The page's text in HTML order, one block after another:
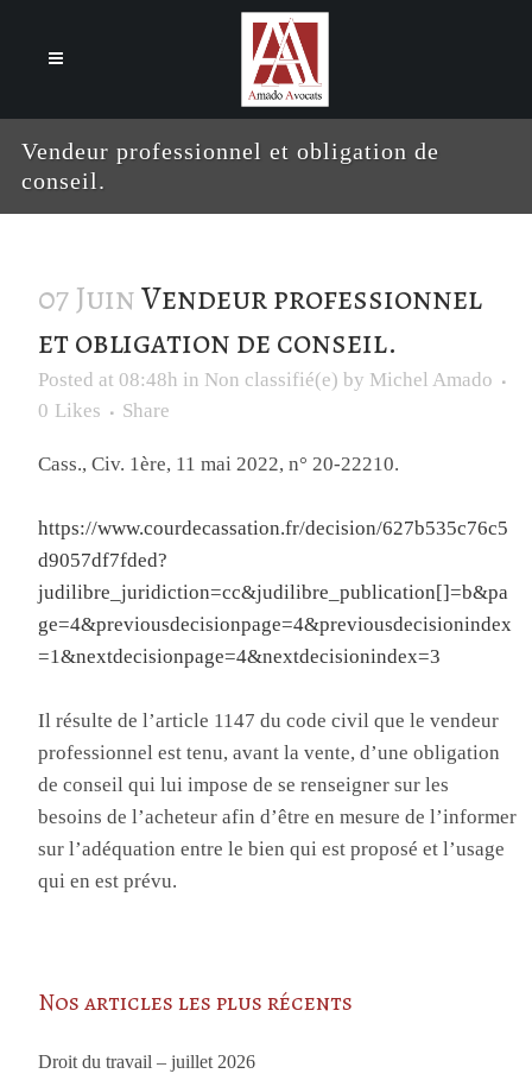
Vendeur professionnel et obligation de
conseil.
07 JuinVendeur professionnel
et obligation de conseil.
Posted at 08:48h in Non classifié(e) by Michel Amado
0 Likes Share
Cass., Civ. 1ère, 11 mai 2022, n° 20-22210.
https://www.courdecassation.fr/decision/627b535c76c5
d9057df7fded?
judilibre_juridiction=cc&judilibre_publication[]=b&pa
ge=4&previousdecisionpage=4&previousdecisionindex
=1&nextdecisionpage=4&nextdecisionindex=3
Il résulte de l’article 1147 du code civil que le vendeur
professionnel est tenu, avant la vente, d’une obligation
de conseil qui lui impose de se renseigner sur les
besoins de l’acheteur afin d’être en mesure de l’informer
sur l’adéquation entre le bien qui est proposé et l’usage
qui en est prévu.
Nos articles les plus récents
Droit du travail – juillet 2026